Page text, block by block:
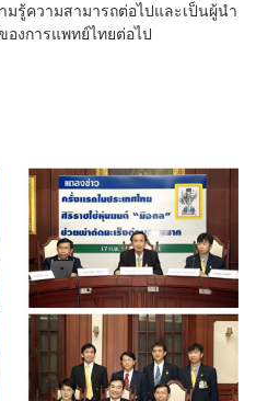
รู้ความสามารถต่อไปและเป็นผู้นำ
องการแพทย์ไทยต่อไป